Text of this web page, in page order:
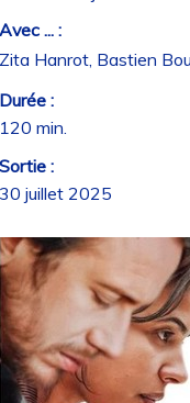
... :
Hanrot, Bastien
:
min.
:
juillet 2025